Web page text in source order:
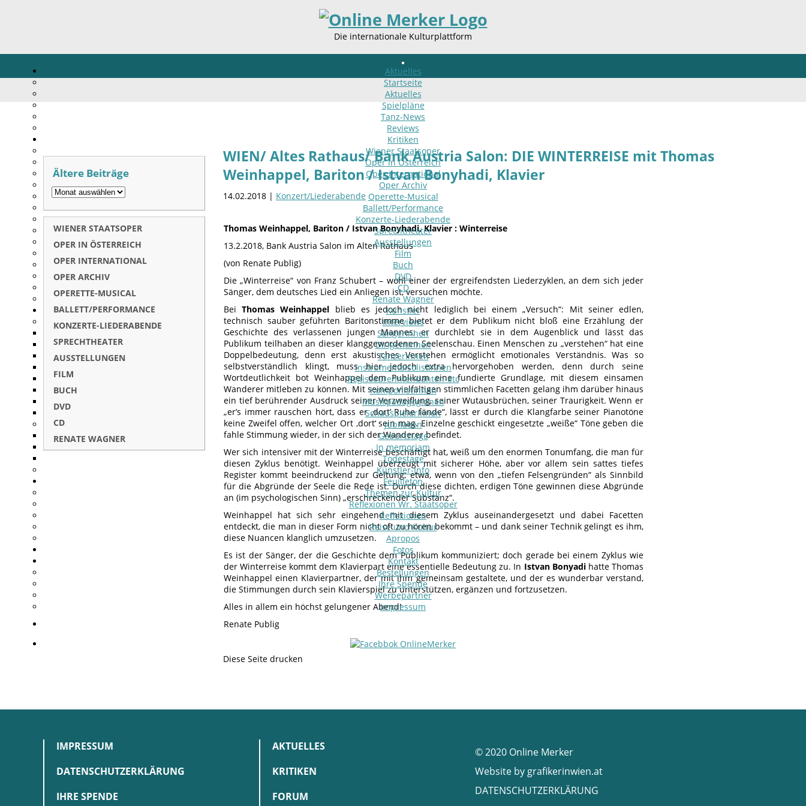
Die internationale Kulturplattform
Aktuelles
Startseite
Aktuelles
Spielpläne
Tanz-News
Reviews
Kritiken
Wiener Staatsoper
Oper in Österreich
Oper international
Oper Archiv
Operette-Musical
Ballett/Performance
Konzerte-Liederabende
Sprechtheater
Ausstellungen
Film
Buch
DVD
CD
Renate Wagner
Künstler
Interviews
SängerInnen
DirigentInnen
TänzerInnen
InstrumentalsolistInnen
Regisseure/Intendanten-etc
KomponistInnen
MusikpädagogInnen
SchauspielerInnen
Jubilaeen
Geburtstage
In memoriam
Todestage
Künstler-Info
Feuilleton
Themen zur Kultur
Reflexionen Wr. Staatsoper
Reflexionen
Reise und Kultur
Apropos
Fotos
Kontakt
Bestellungen
Ihre Spende
Werbepartner
Impressum
WIEN/ Altes Rathaus/ Bank Austria Salon: DIE WINTERREISE mit Thomas
Weinhappel, Bariton / Istvan Bonyhadi, Klavier
14.02.2018 | Konzert/Liederabende
Thomas Weinhappel, Bariton / Istvan Bonyhadi, Klavier : Winterreise
13.2.2018, Bank Austria Salon im Alten Rathaus
(von Renate Publig)
Die „Winterreise“ von Franz Schubert – wohl einer der ergreifendsten Liederzyklen, an dem sich jeder
Sänger, dem deutsches Lied ein Anliegen ist, versuchen möchte.
BeiThomas Weinhappel blieb es jedoch nicht lediglich bei einem „Versuch“: Mit seiner edlen,
technisch sauber geführten Baritonstimme bietet er dem Publikum nicht bloß eine Erzählung der
Geschichte des verlassenen jungen Mannes; er durchlebt sie in dem Augenblick und lässt das
Publikum teilhaben an dieser klanggewordenen Seelenschau. Einen Menschen zu „verstehen“ hat eine
Doppelbedeutung, denn erst akustisches Verstehen ermöglicht emotionales Verständnis. Was so
selbstverständlich klingt, muss hier jedoch extra hervorgehoben werden, denn durch seine
Wortdeutlichkeit bot Weinhappel dem Publikum eine fundierte Grundlage, mit diesem einsamen
Wanderer mitleben zu können. Mit seinen vielfältigen stimmlichen Facetten gelang ihm darüber hinaus
ein tief berührender Ausdruck seiner Verzweiflung, seiner Wutausbrüchen, seiner Traurigkeit. Wenn er
„er’s immer rauschen hört, dass er ‚dort‘ Ruhe fände“, lässt er durch die Klangfarbe seiner Pianotöne
keine Zweifel offen, welcher Ort ‚dort‘ sein mag. Einzelne geschickt eingesetzte „weiße“ Töne geben die
fahle Stimmung wieder, in der sich der Wanderer befindet.
Wer sich intensiver mit der Winterreise beschäftigt hat, weiß um den enormen Tonumfang, die man für
diesen Zyklus benötigt. Weinhappel überzeugt mit sicherer Höhe, aber vor allem sein sattes tiefes
Register kommt beeindruckend zur Geltung; etwa, wenn von den „tiefen Felsengründen“ als Sinnbild
für die Abgründe der Seele die Rede ist. Durch diese dichten, erdigen Töne gewinnen diese Abgründe
an (im psychologischen Sinn) „erschreckender Substanz“.
Weinhappel hat sich sehr eingehend mit diesem Zyklus auseinandergesetzt und dabei Facetten
entdeckt, die man in dieser Form nicht oft zu hören bekommt – und dank seiner Technik gelingt es ihm,
diese Nuancen klanglich umzusetzen.
Es ist der Sänger, der die Geschichte dem Publikum kommuniziert; doch gerade bei einem Zyklus wie
der Winterreise kommt dem Klavierpart eine essentielle Bedeutung zu. In Istvan Bonyadihatte Thomas
Weinhappel einen Klavierpartner, der mit ihm gemeinsam gestaltete, und der es wunderbar verstand,
die Stimmungen durch sein Klavierspiel zu unterstützen, ergänzen und fortzusetzen.
Alles in allem ein höchst gelungener Abend!
Renate Publig
Diese Seite drucken
Ältere Beiträge
WIENER STAATSOPER
OPER IN ÖSTERREICH
OPER INTERNATIONAL
OPER ARCHIV
OPERETTE-MUSICAL
BALLETT/PERFORMANCE
KONZERTE-LIEDERABENDE
SPRECHTHEATER
AUSSTELLUNGEN
FILM
BUCH
DVD
CD
RENATE WAGNER
IMPRESSUM
DATENSCHUTZERKLÄRUNG
IHRE SPENDE
AKTUELLES
KRITIKEN
FORUM
© 2020 Online Merker
Website by grafikerinwien.at
DATENSCHUTZERKLÄRUNG